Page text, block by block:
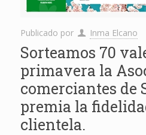
Publicado por Inma Elcano
Sorteamos 70
primavera la
comerciantes de
premia la
clientela.